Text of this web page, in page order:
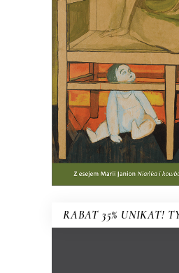
PREMIERA w
95.00zł
KSIĄŻKA DO
RABAT 35% UNIKAT!